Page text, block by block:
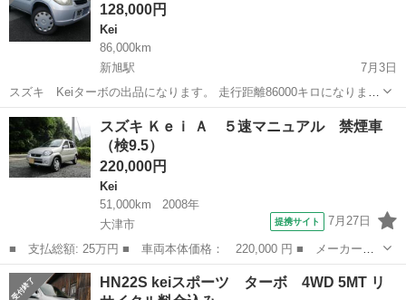
128,000円
Kei
86,000km
新旭駅
7月3日
スズキ Keiターボの出品になります。 走行距離86000キロになりま
す。 現在一時抹消中になります。 リサイクル料金込みです。 ターボ
で4WDですので雪道等でも楽に走れます。 中古車両ですので傷、汚れ
等あります...
滋賀 高島市 新旭駅 車両
スズキ Ｋｅｉ Ａ ５速マニュアル 禁煙車
（検9.5）
220,000円
Kei
51,000km
2008年
大津市
提携サイト 7月27日
■ 支払総額: 25万円 ■ 車両本体価格： 220,000 円 ■ メーカー
名： スズキ ■ 車種名： Ｋｅｉ ■ グレード名： Ａ ５速マニ
ュアル 禁煙車 ■ 排気量： 660cc ■ ドア枚数： 5D ■ ミッショ
滋賀 大津市 Kei
HN22S keiスポーツ ターボ 4WD 5MT リ